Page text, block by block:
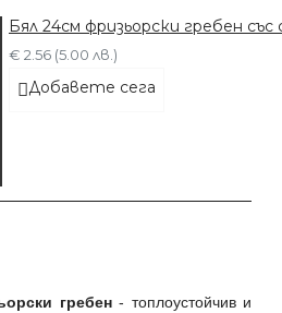
Бял 24см фризьорски гребен
€ 2.56 (5.00 лв.)
Добавете сега
гребен- топлоустойчив и